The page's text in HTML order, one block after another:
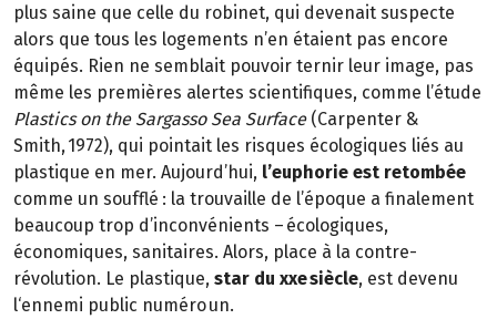
plus saine que celle du robinet, qui devenait suspecte
alors que tous les logements n’en étaient pas encore
équipés. Rien ne semblait pouvoir ternir leur image, pas
même les premières alertes scientifiques, comme l’étude
Plastics on the Sargasso Sea Surface (Carpenter &
Smith, 1972), qui pointait les risques écologiques liés au
plastique en mer. Aujourd’hui, l’euphorie est retombée
comme un soufflé : la trouvaille de l’époque a finalement
beaucoup trop d’inconvénients – écologiques,
économiques, sanitaires. Alors, place à la contre-
révolution. Le plastique, star du xxe siècle, est devenu
l‘ennemi public numéro un.